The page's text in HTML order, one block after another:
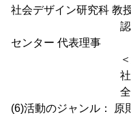
社会デザイン研究科 教
認定特定非営
センター 代表理事
＜武藤
社会福祉法人
全国児童養護
(6)活動のジャンル： 原